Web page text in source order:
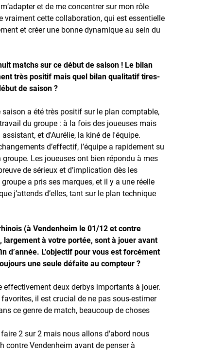
et de me concentrer sur mon rôle
vraiment cette collaboration, qui est essentielle
et créer une bonne dynamique au sein du
matchs sur ce début de saison ! Le bilan
très positif mais quel bilan qualitatif tires-
de saison ?
saison a été très positif sur le plan comptable,
du groupe : à la fois des joueuses mais
assistant, et d'Aurélie, la kiné de l'équipe.
d’effectif, l’équipe a rapidement su
Les joueuses ont bien répondu à mes
de sérieux et d’implication dès les
a pris ses marques, et il y a une réelle
j’attends d’elles, tant sur le plan technique
(à Vendenheim le 01/12 et contre
largement à votre portée, sont à jouer avant
d’année. L’objectif pour vous est forcément
une seule défaite au compteur ?
effectivement deux derbys importants à jouer.
il est crucial de ne pas sous-estimer
ce genre de match, beaucoup de choses
2 sur 2 mais nous allons d'abord nous
contre Vendenheim avant de penser à